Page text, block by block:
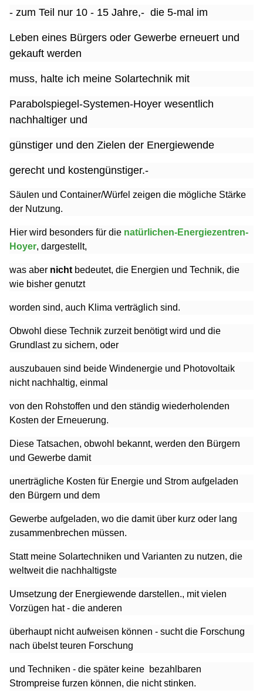
- zum Teil nur 10 - 15 Jahre,- die 5-mal im
Leben eines Bürgers oder Gewerbe erneuert und
gekauft werden
muss, halte ich meine Solartechnik mit
Parabolspiegel-Systemen-Hoyer wesentlich
nachhaltiger und
günstiger und den Zielen der Energiewende
gerecht und kostengünstiger.-
Säulen und Container/Würfel zeigen die mögliche Stärke
der Nutzung.
Hier wird besonders für die natürlichen-Energiezentren-
Hoyer, dargestellt,
was aber nicht bedeutet, die Energien und Technik, die
wie bisher genutzt
worden sind, auch Klima verträglich sind.
Obwohl diese Technik zurzeit benötigt wird und die
Grundlast zu sichern, oder
auszubauen sind beide Windenergie und Photovoltaik
nicht nachhaltig, einmal
von den Rohstoffen und den ständig wiederholenden
Kosten der Erneuerung.
Diese Tatsachen, obwohl bekannt, werden den Bürgern
und Gewerbe damit
unerträgliche Kosten für Energie und Strom aufgeladen
den Bürgern und dem
Gewerbe aufgeladen, wo die damit über kurz oder lang
zusammenbrechen müssen.
Statt meine Solartechniken und Varianten zu nutzen, die
weltweit die nachhaltigste
Umsetzung der Energiewende darstellen., mit vielen
Vorzügen hat - die anderen
überhaupt nicht aufweisen können - sucht die Forschung
nach übelst teuren Forschung
und Techniken - die später keine bezahlbaren
Strompreise furzen können, die nicht stinken.